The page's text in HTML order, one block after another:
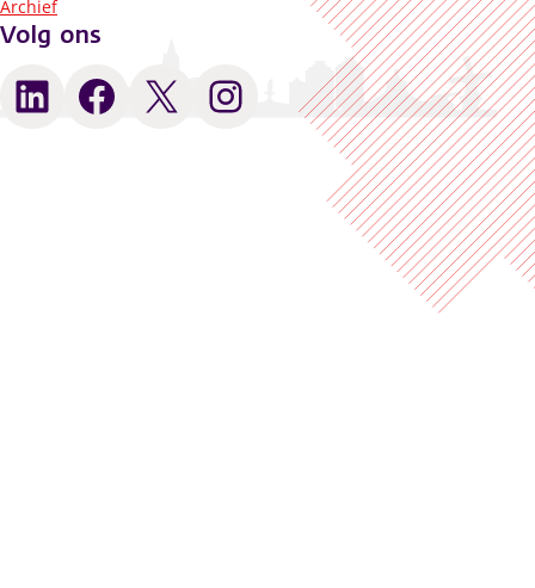
Archief
Volg ons
LinkedIn Facebook X Instagram